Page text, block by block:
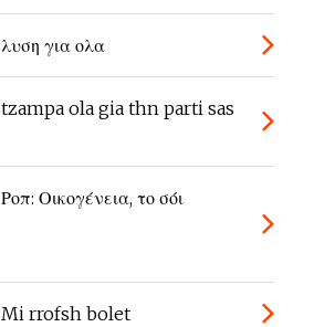
λυση για ολα
tzampa ola gia thn parti sas
Ροπ: Οικογένεια, το σόι
Mi rrofsh bolet